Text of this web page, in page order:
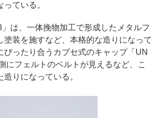
ている。
は、一体挽物加工で形成したメタルフ
塗装を施すなど、本格的な造りになって
ぴったり合うカブセ式のキャップ「UN
にフェルトのベルトが見えるなど、こ
りになっている。